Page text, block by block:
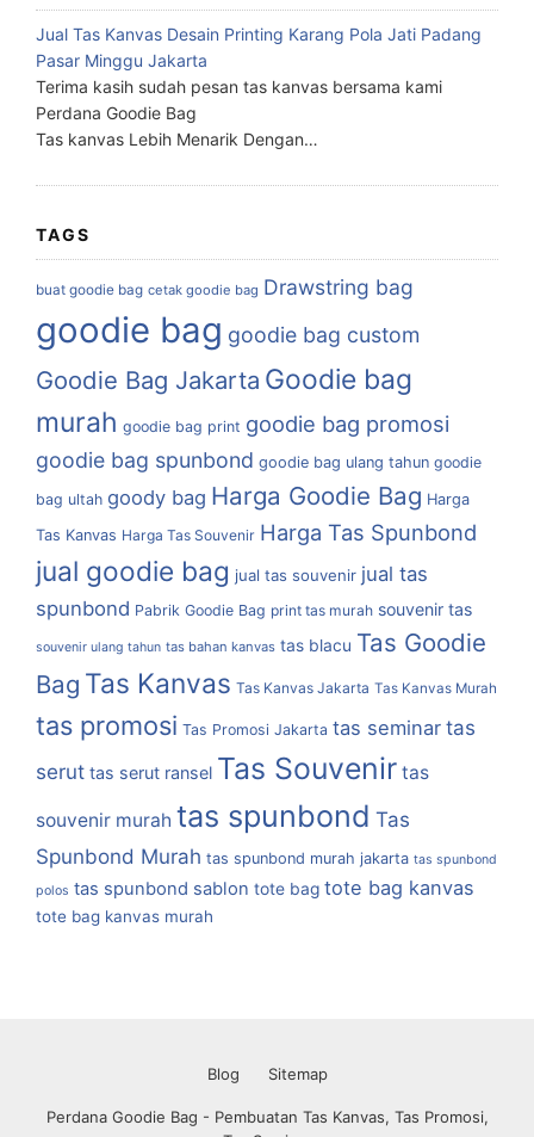
Jual Tas Kanvas Desain Printing Karang Pola Jati Padang
Pasar Minggu Jakarta
Terima kasih sudah pesan tas kanvas bersama kami
Perdana Goodie Bag
Tas kanvas Lebih Menarik Dengan…
TAGS
buat goodie bag cetak goodie bag Drawstring bag
goodie bag goodie bag custom
Goodie Bag Jakarta Goodie bag
murah goodie bag print goodie bag promosi
goodie bag spunbond goodie bag ulang tahun goodie
bag ultah goody bag Harga Goodie Bag Harga
Tas Kanvas Harga Tas Souvenir Harga Tas Spunbond
jual goodie bag jual tas souvenir jual tas
spunbond Pabrik Goodie Bag print tas murah souvenir tas
souvenir ulang tahun tas bahan kanvas tas blacu Tas Goodie
Bag Tas Kanvas Tas Kanvas Jakarta Tas Kanvas Murah
tas promosi Tas Promosi Jakarta tas seminar tas
serut tas serut ransel Tas Souvenir tas
souvenir murah tas spunbond Tas
Spunbond Murah tas spunbond murah jakarta tas spunbond
polos tas spunbond sablon tote bag tote bag kanvas
tote bag kanvas murah
Blog Sitemap
Perdana Goodie Bag - Pembuatan Tas Kanvas, Tas Promosi,